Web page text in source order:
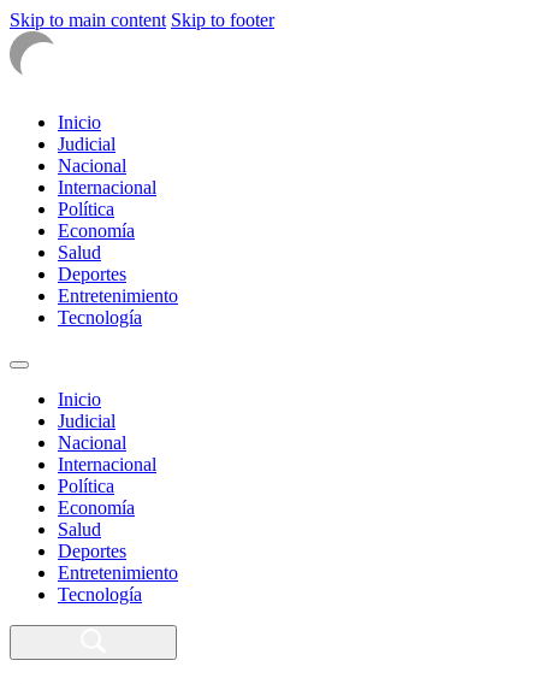
Skip to main content Skip to footer
Inicio
Judicial
Nacional
Internacional
Política
Economía
Salud
Deportes
Entretenimiento
Tecnología
Inicio
Judicial
Nacional
Internacional
Política
Economía
Salud
Deportes
Entretenimiento
Tecnología